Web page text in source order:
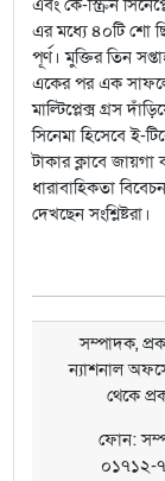
এর মধ্যে ৪০টি শো
পূর্ণ। মুক্তির তিন
একের পর এক
মাল্টিপ্লেক্স গ্রস
সিনেমা হিসেবে ই-
টাকার ক্লাবে জায়গা
ধারাবাহিকতা
দেখছেন সংশ্লিষ্টরা।
সম্পাদক,
ন্যাশনাল
থেকে
ফোন:
০১৭১২-